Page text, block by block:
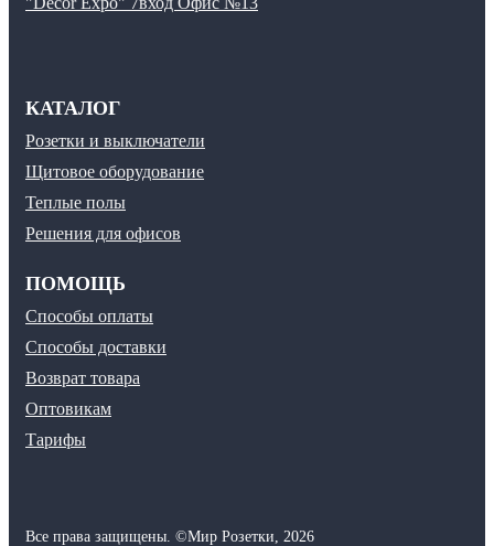
КАТАЛОГ
Розетки и выключатели
Щитовое оборудование
Теплые полы
Решения для офисов
ПОМОЩЬ
Способы оплаты
Способы доставки
Возврат товара
Оптовикам
Тарифы
Все права защищены. ©Мир Розетки, 2026